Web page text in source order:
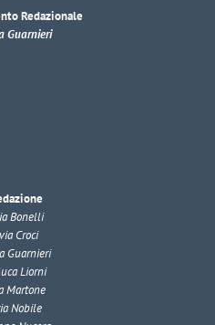
Redazionale
Guarnieri
Bonelli
Croci
Guarnieri
Liorni
Martone
Nobile